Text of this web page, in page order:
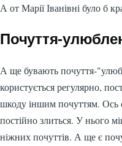
А от Марії Іванівні було б
Почуття-
А ще бувають почуття-
користується регулярно,
шкоду іншим почуттям. Ось
постійно злиться. У нього
ніжних почуттів. А ще є